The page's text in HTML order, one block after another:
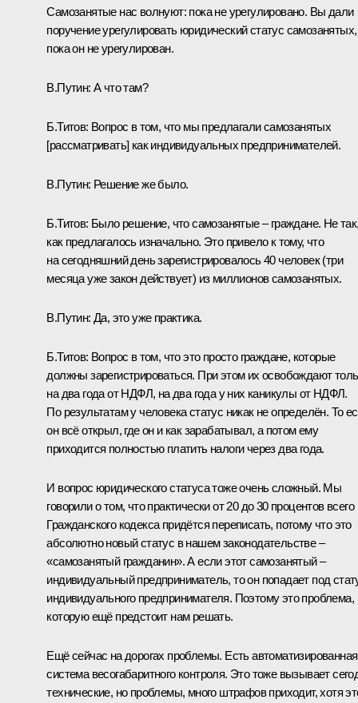
Самозанятые нас волнуют: пока не урегулировано. Вы дали
поручение урегулировать юридический статус самозанятых,
пока он не урегулирован.
В.Путин: А что там?
Б.Титов: Вопрос в том, что мы предлагали самозанятых
[рассматривать] как индивидуальных предпринимателей.
В.Путин: Решение же было.
Б.Титов: Было решение, что самозанятые – граждане. Не
как предлагалось изначально. Это привело к тому, что
на сегодняшний день зарегистрировалось 40 человек (три
месяца уже закон действует) из миллионов самозанятых.
В.Путин: Да, это уже практика.
Б.Титов: Вопрос в том, что это просто граждане, которые
должны зарегистрироваться. При этом их освобождают
на два года от НДФЛ, на два года у них каникулы от НДФЛ.
По результатам у человека статус никак не определён. То
он всё открыл, где он и как зарабатывал, а потом ему
приходится полностью платить налоги через два года.
И вопрос юридического статуса тоже очень сложный. Мы
говорили о том, что практически от 20 до 30 процентов всего
Гражданского кодекса придётся переписать, потому что это
абсолютно новый статус в нашем законодательстве –
«самозанятый гражданин». А если этот самозанятый –
индивидуальный предприниматель, то он попадает под
индивидуального предпринимателя. Поэтому это проблема,
которую ещё предстоит нам решать.
Ещё сейчас на дорогах проблемы. Есть автоматизированная
система весогабаритного контроля. Это тоже вызывает
технические, но проблемы, много штрафов приходит, хотя